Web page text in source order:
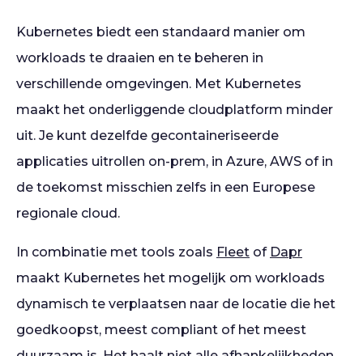
Kubernetes biedt een standaard manier om
workloads te draaien en te beheren in
verschillende omgevingen. Met Kubernetes
maakt het onderliggende cloudplatform minder
uit. Je kunt dezelfde gecontaineriseerde
applicaties uitrollen on-prem, in Azure, AWS of in
de toekomst misschien zelfs in een Europese
regionale cloud.
In combinatie met tools zoals Fleet of Dapr
maakt Kubernetes het mogelijk om workloads
dynamisch te verplaatsen naar de locatie die het
goedkoopst, meest compliant of het meest